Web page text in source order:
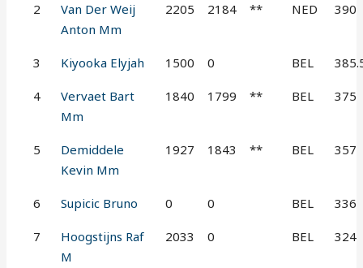
2
Van Der Weij
Anton Mm
2205 2184 ** NED 390
3 Kiyooka Elyjah 1500 0 BEL
4
Vervaet Bart
Mm
1840 1799 ** BEL 375
5
Demiddele
Kevin Mm
1927 1843 ** BEL 357
6 Supicic Bruno 0 0 BEL 336
7
Hoogstijns Raf
M
2033 0 BEL 324